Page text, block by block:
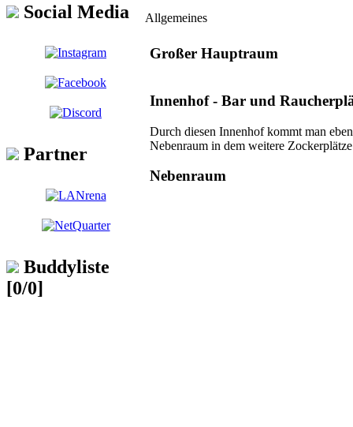
Social Media
Partner
Buddyliste
[0/0]
Allgemeines
Großer Hauptraum
Innenhof - Bar und
Durch diesen Innenhof kommt man
Nebenraum in dem weitere
Nebenraum